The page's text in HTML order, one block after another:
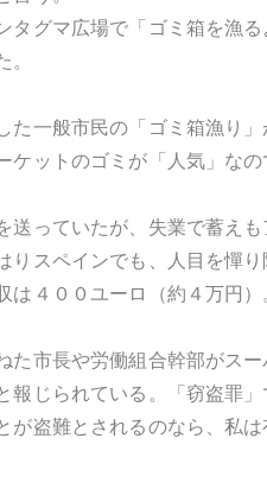
タグマ広場で「ゴミ箱を漁
。
た一般市民の「ゴミ箱漁り
ケットのゴミが「人気」な
送っていたが、失業で蓄え
りスペインでも、人目を憚り
は４００ユーロ（約４万円
た市長や労働組合幹部がス
報じられている。「窃盗罪
が盗難とされるのなら、私